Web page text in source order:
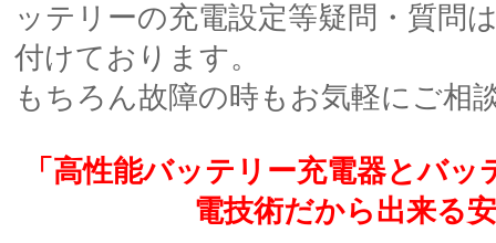
ッテリーの充電設定等疑問・質問
付けております。
もちろん故障の時もお気軽にご相
「高性能バッテリー充電器とバ
電技術だから出来る